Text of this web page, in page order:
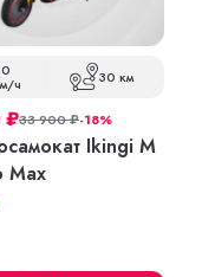
ч 30 км
₽33 900₽-18%
Ikingi M
Max